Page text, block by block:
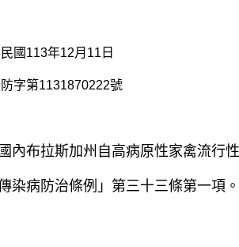
國 113年12月 11 日
字第1131870222號
內布拉斯加州自高病原性家禽流行
染病防治條例」第三十三條第一項。